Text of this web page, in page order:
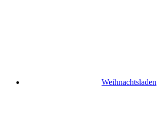
Weihnachtsladen